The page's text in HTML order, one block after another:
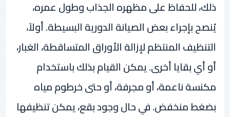
ذلك، للحفاظ على مظهره الجذاب وطول عمره،
يُنصح بإجراء بعض الصيانة الدورية البسيطة. أولاً،
التنظيف المنتظم لإزالة الأوراق المتساقطة، الغبار،
أو أي بقايا أخرى. يمكن القيام بذلك باستخدام
مكنسة ناعمة، أو مجرفة، أو حتى خرطوم مياه
بضغط منخفض. في حال وجود بقع، يمكن تنظيفها